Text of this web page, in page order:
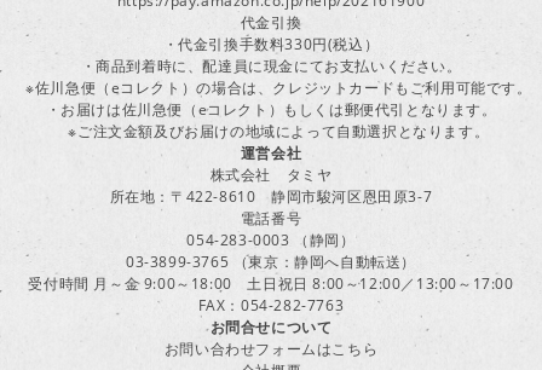
代金引換
・代金引換手数料330円(税込）
・商品到着時に、配達員に現金にてお支払いください。
※佐川急便（eコレクト）の場合は、クレジットカードもご利用可能です。
・お届けは佐川急便（eコレクト）もしくは郵便代引となります。
※ご注文金額及びお届けの地域によって自動選択となります。
運営会社
株式会社 タミヤ
所在地：〒422-8610 静岡市駿河区恩田原3-7
電話番号
054-283-0003 （静岡）
03-3899-3765 （東京：静岡へ自動転送）
受付時間 月～金 9:00～18:00 土日祝日 8:00～12:00／13:00～17:00
FAX：054-282-7763
お問合せについて
お問い合わせフォームはこちら